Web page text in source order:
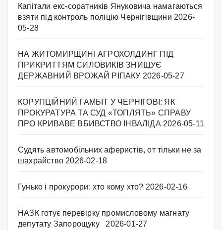
Капітали екс-соратників Януковича намагаються
взяти під контроль поліцію Чернігівщини 2026-
05-28
НА ЖИТОМИРЩИНІ АГРОХОЛДИНГ ПІД
ПРИКРИТТЯМ СИЛОВИКІВ ЗНИЩУЄ
ДЕРЖАВНИЙ ВРОЖАЙ РІПАКУ ​ 2026-05-27
КОРУПЦІЙНИЙ ГАМБІТ У ЧЕРНІГОВІ: ЯК
ПРОКУРАТУРА ТА СУД «ТОПЛЯТЬ» СПРАВУ
ПРО КРИВАВЕ ВБИВСТВО ІНВАЛІДА 2026-05-11
Судять автомобільних аферистів, от тільки не за
шахрайство 2026-02-18
Гунько і прокурори: хто кому хто? 2026-02-16
НАЗК готує перевірку промисловому магнату
депутату Запорощуку
2026-01-27